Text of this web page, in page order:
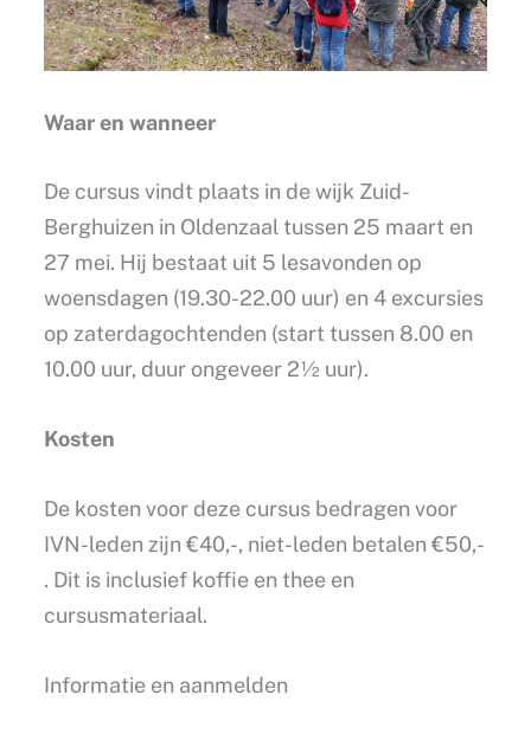
Waar en wanneer
De cursus vindt plaats in de wijk Zuid-
Berghuizen in Oldenzaal tussen 25 maart en
27 mei. Hij bestaat uit 5 lesavonden op
woensdagen (19.30-22.00 uur) en 4 excursies
op zaterdagochtenden (start tussen 8.00 en
10.00 uur, duur ongeveer 2½ uur).
Kosten
De kosten voor deze cursus bedragen voor
IVN-leden zijn €40,-, niet-leden betalen €50,-
. Dit is inclusief koffie en thee en
cursusmateriaal.
Informatie en aanmelden